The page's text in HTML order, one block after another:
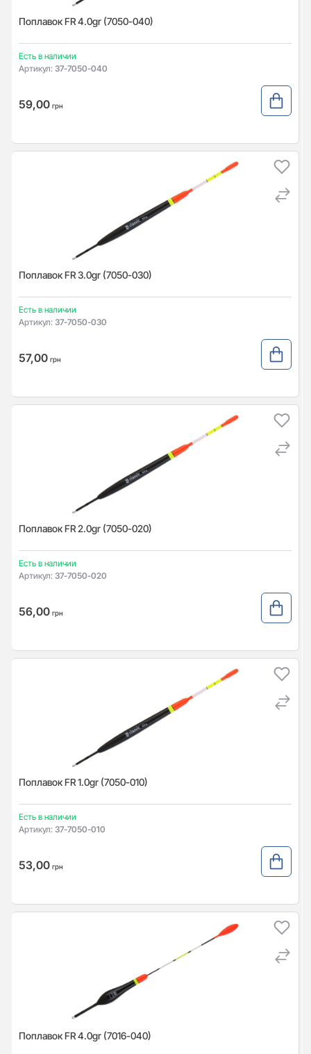
Поплавок FR 4.0gr (7050-040)
Есть в наличии
Артикул: 37-7050-040
59,00 грн
Поплавок FR 3.0gr (7050-030)
Есть в наличии
Артикул: 37-7050-030
57,00 грн
Поплавок FR 2.0gr (7050-020)
Есть в наличии
Артикул: 37-7050-020
56,00 грн
Поплавок FR 1.0gr (7050-010)
Есть в наличии
Артикул: 37-7050-010
53,00 грн
Поплавок FR 4.0gr (7016-040)